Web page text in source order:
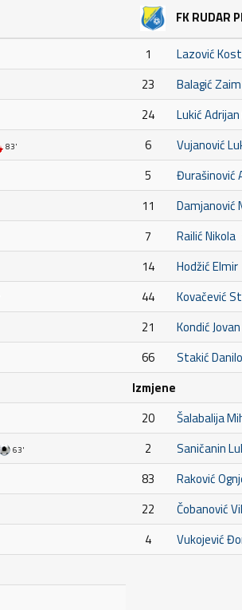
83'
63'
FK RUDAR
1 Lazović
23
Balagić Zaim
24
Lukić Adrijan
6
Vujanović
5
Đurašinović
11
Damjanović
7 Railić Nikola
14
Hodžić Elmir
44
Kovačević
21 Kondić Jovan
66 Stakić Danilo
Izmjene
20
Šalabalija
2 Saničanin
83 Raković
22 Čobanović
4 Vukojević